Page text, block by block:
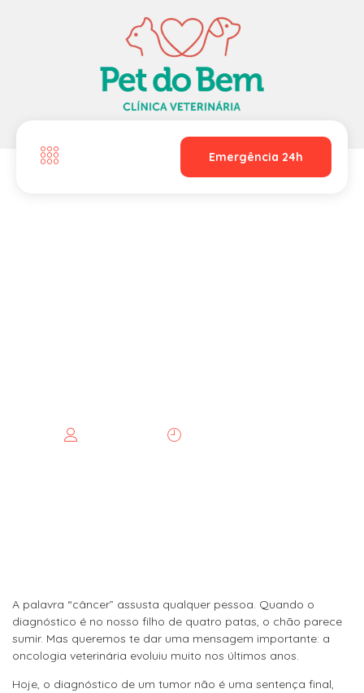
Emergência 24h
A palavra “câncer” assusta qualquer pessoa. Quando o
diagnóstico é no nosso filho de quatro patas, o chão parece
sumir. Mas queremos te dar uma mensagem importante: a
oncologia veterinária evoluiu muito nos últimos anos.
Hoje, o diagnóstico de um tumor não é uma sentença final,